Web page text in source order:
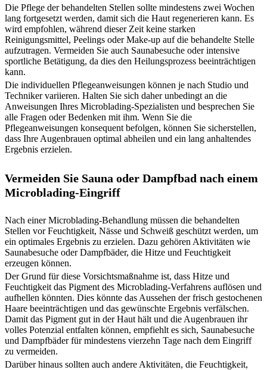
Die Pflege der behandelten Stellen sollte mindestens zwei Wochen
lang fortgesetzt werden, damit sich die Haut regenerieren kann. Es
wird empfohlen, während dieser Zeit keine starken
Reinigungsmittel, Peelings oder Make-up auf die behandelte Stelle
aufzutragen. Vermeiden Sie auch Saunabesuche oder intensive
sportliche Betätigung, da dies den Heilungsprozess beeinträchtigen
kann.
Die individuellen Pflegeanweisungen können je nach Studio und
Techniker variieren. Halten Sie sich daher unbedingt an die
Anweisungen Ihres Microblading-Spezialisten und besprechen Sie
alle Fragen oder Bedenken mit ihm. Wenn Sie die
Pflegeanweisungen konsequent befolgen, können Sie sicherstellen,
dass Ihre Augenbrauen optimal abheilen und ein lang anhaltendes
Ergebnis erzielen.
Vermeiden Sie Sauna oder Dampfbad nach einem
Microblading-Eingriff
Nach einer Microblading-Behandlung müssen die behandelten
Stellen vor Feuchtigkeit, Nässe und Schweiß geschützt werden, um
ein optimales Ergebnis zu erzielen. Dazu gehören Aktivitäten wie
Saunabesuche oder Dampfbäder, die Hitze und Feuchtigkeit
erzeugen können.
Der Grund für diese Vorsichtsmaßnahme ist, dass Hitze und
Feuchtigkeit das Pigment des Microblading-Verfahrens auflösen und
aufhellen könnten. Dies könnte das Aussehen der frisch gestochenen
Haare beeinträchtigen und das gewünschte Ergebnis verfälschen.
Damit das Pigment gut in der Haut hält und die Augenbrauen ihr
volles Potenzial entfalten können, empfiehlt es sich, Saunabesuche
und Dampfbäder für mindestens vierzehn Tage nach dem Eingriff
zu vermeiden.
Darüber hinaus sollten auch andere Aktivitäten, die Feuchtigkeit,